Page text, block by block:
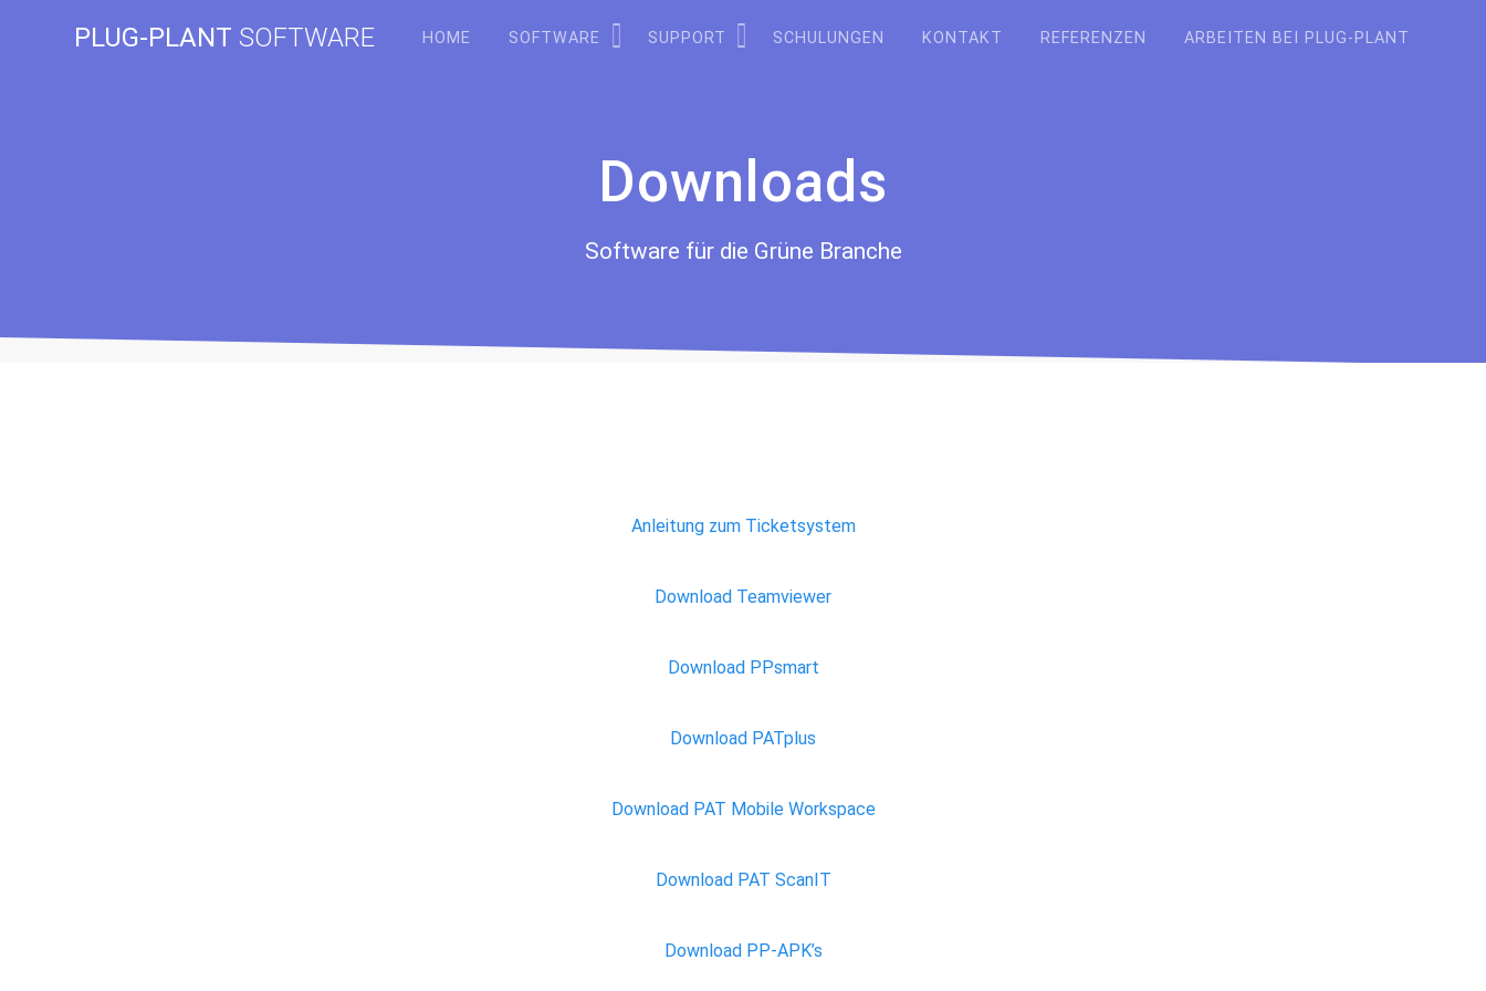
PLUG-PLANT SOFTWARE HOME SOFTWARE SUPPORT SCHULUNGEN KONTAKT REFERENZEN ARBEITEN BEI PLUG-PLANT
Downloads
Software für die Grüne Branche
Anleitung zum Ticketsystem
Download Teamviewer
Download PPsmart
Download PATplus
Download PAT Mobile Workspace
Download PAT ScanIT
Download PP-APK’s